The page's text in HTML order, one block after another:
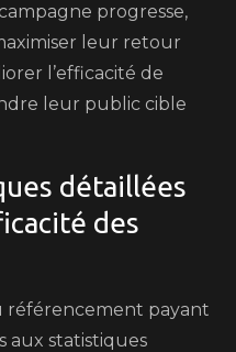
progresse,
leur retour
l’efficacité de
leur public cible
détaillées
des
référencement payant
aux statistiques